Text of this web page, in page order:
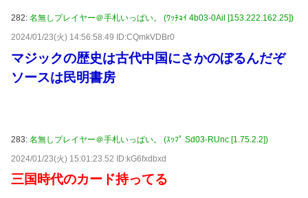
282: 名無しプレイヤー＠手札いっぱい。 (ﾜｯﾁｮｲ 4b03-0Ail [153.222.162.25])
2024/01/23(火) 14:56:58.49 ID:CQmkVDBr0
マジックの歴史は古代中国にさかのぼるんだぞ
ソースは民明書房
283: 名無しプレイヤー＠手札いっぱい。 (ｽｯﾌﾟ Sd03-RUnc [1.75.2.2])
2024/01/23(火) 15:01:23.52 ID:kG6fxdbxd
三国時代のカード持ってる